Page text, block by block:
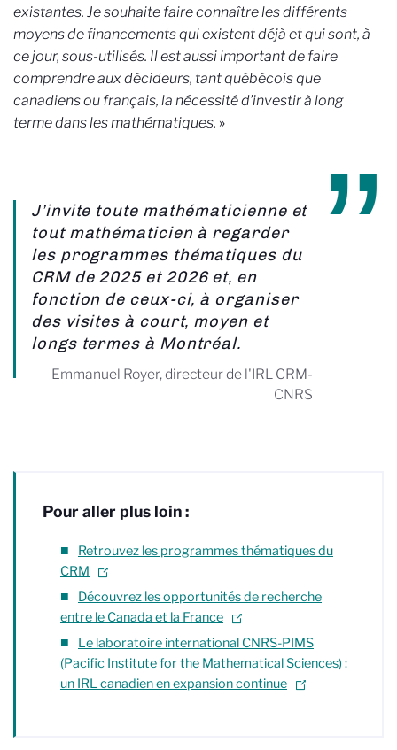
existantes. Je souhaite faire connaître les différents
moyens de financements qui existent déjà et qui sont, à
ce jour, sous-utilisés. Il est aussi important de faire
comprendre aux décideurs, tant québécois que
canadiens ou français, la nécessité d’investir à long
terme dans les mathématiques. »
J’invite toute mathématicienne et
tout mathématicien à regarder
les programmes thématiques du
CRM de 2025 et 2026 et, en
fonction de ceux-ci, à organiser
des visites à court, moyen et
longs termes à Montréal.
Emmanuel Royer, directeur de l'IRL CRM-
CNRS
Pour aller plus loin :
Retrouvez les programmes thématiques du
CRM
Découvrez les opportunités de recherche
entre le Canada et la France
Le laboratoire international CNRS-PIMS
(Pacific Institute for the Mathematical Sciences) :
un IRL canadien en expansion continue